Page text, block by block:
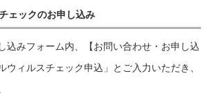
ェックのお申し込み
込みフォーム内、【お問い合わせ・お申し込
ウィルスチェック申込」とご入力いただき、